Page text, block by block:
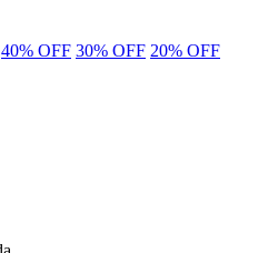
40% OFF 30% OFF 20% OFF